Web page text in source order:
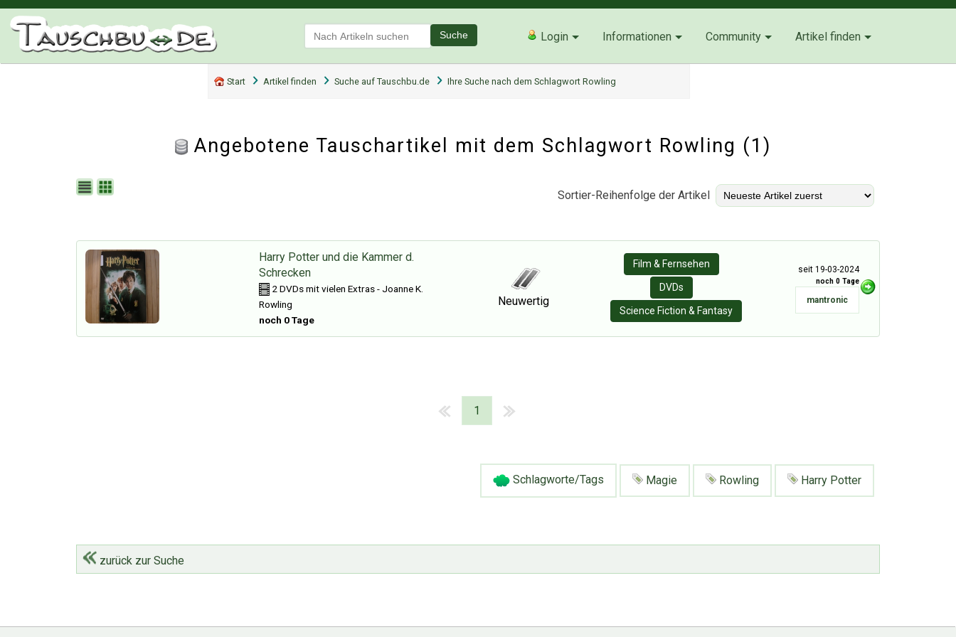
Suche Login Informationen Community Artikel finden
Start Artikel finden Suche auf Tauschbu.de Ihre Suche nach dem Schlagwort Rowling
Angebotene Tauschartikel mit dem Schlagwort Rowling (1)
Sortier-Reihenfolge der Artikel
Harry Potter und die Kammer d.
Schrecken
2 DVDs mit vielen Extras - Joanne K.
Rowling
noch 0 Tage
Neuwertig
Film & Fernsehen
DVDs
Science Fiction & Fantasy
seit 19-03-2024
noch 0 Tage
mantronic
1
Schlagworte/Tags Magie Rowling Harry Potter
zurück zur Suche